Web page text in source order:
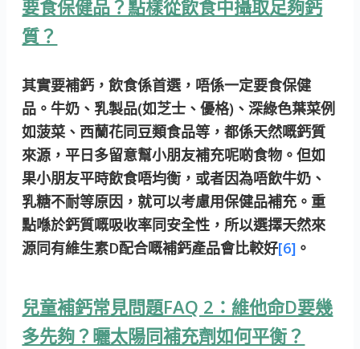
要食保健品？點樣從飲食中攝取足夠鈣
質？
其實要補鈣，飲食係首選，唔係一定要食保健
品 。牛奶、乳製品(如芝士、優格)、深綠色葉菜例
如菠菜、西蘭花同豆類食品等，都係天然嘅鈣質
來源，平日多留意幫小朋友補充呢啲食物。但如
果小朋友平時飲食唔均衡，或者因為唔飲牛奶、
乳糖不耐等原因，就可以考慮用保健品補充。重
點喺於鈣質嘅吸收率同安全性，所以選擇天然來
源同有維生素D配合嘅補鈣產品會比較好[6] 。
兒童補鈣常見問題FAQ 2：維他命D要幾
多先夠？曬太陽同補充劑如何平衡？